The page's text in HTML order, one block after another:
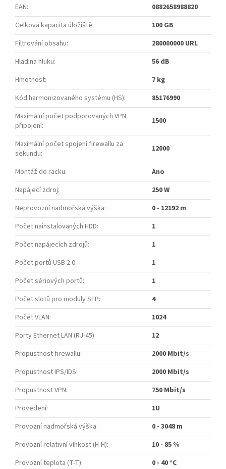
EAN:
0882658988820
Celková kapacita úložiště:
100 GB
Filtrování obsahu:
280000000 URL
Hladina hluku:
56 dB
Hmotnost:
7 kg
Kód harmonizovaného systému (HS):
85176990
Maximální počet podporovaných VPN
připojení: 1500
Maximální počet spojení firewallu za
sekundu: 12000
Montáž do racku:
Ano
Napájecí zdroj:
250 W
Neprovozní nadmořská výška:
0 - 12192 m
Počet nainstalovaných HDD:
1
Počet napájecích zdrojů:
1
Počet portů USB 2.0:
1
Počet sériových portů:
1
Počet slotů pro moduly SFP:
4
Počet VLAN:
1024
Porty Ethernet LAN (RJ-45):
12
Propustnost firewallu:
2000 Mbit/s
Propustnost IPS/IDS:
2000 Mbit/s
Propustnost VPN:
750 Mbit/s
Provedení:
1U
Provozní nadmořská výška:
0 - 3048 m
Provozní relativní vlhkost (H-H):
10 - 85 %
Provozní teplota (T-T): 0 - 40 °C